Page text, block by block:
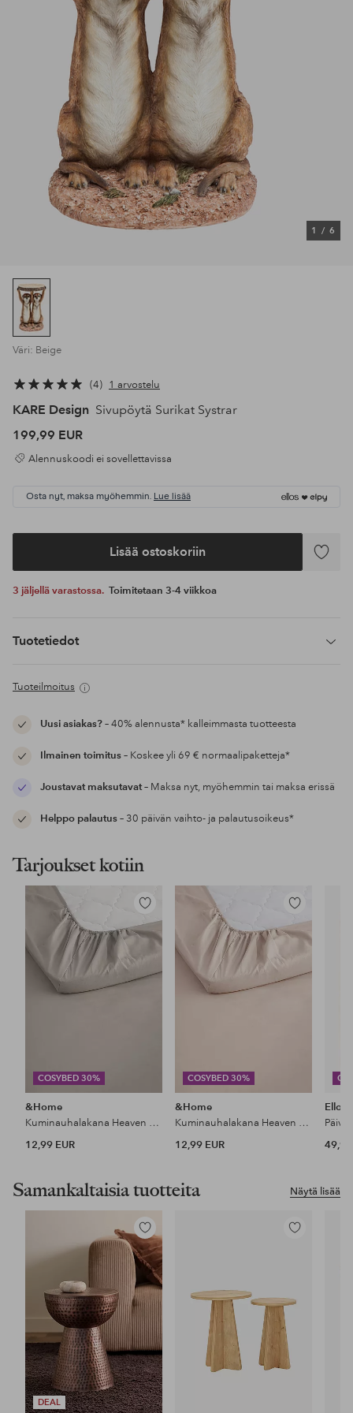
1 / 6
Väri: Beige
4 1 arvostelu
KARE Design Sivupöytä Surikat Systrar
199,99 EUR
Alennuskoodi ei sovellettavissa
Osta nyt, maksa myöhemmin. Lue lisää
Lisää ostoskoriin
Lisää
3 jäljellä varastossa. Toimitetaan 3-4 viikkoa
Tuotetiedot
Tuoteilmoitus
Uusi asiakas?– 40% alennusta* kalleimmasta tuotteesta
Ilmainen toimitus– Koskee yli 69 € normaalipaketteja*
Joustavat maksutavat– Maksa nyt, myöhemmin tai maksa erissä
Helppo palautus– 30 päivän vaihto- ja palautusoikeus*
Tarjoukset kotiin
COSYBED 30%
Lisää
suosikkeihin
&Home
Kuminauhalakana Heaven puuvillaa
12,99 EUR
COSYBED 30%
Lisää
suosikkeihin
&Home
Kuminauhalakana Heaven puuvillaa
12,99 EUR
Ellos
49,99
Näytä lisää
Samankaltaisia tuotteita
DEAL
Lisää
suosikkeihin
Lisää